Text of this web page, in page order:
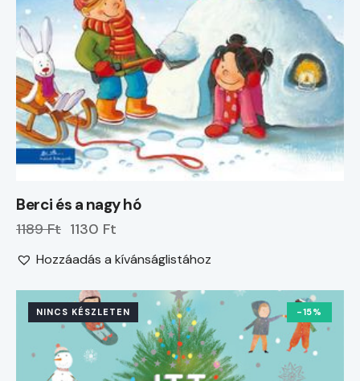
Berci és a nagy hó
1189 Ft 1130 Ft
Hozzáadás a kívánságlistához
NINCS KÉSZLETEN -15%